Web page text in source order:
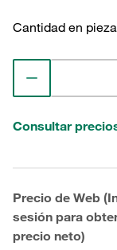
Cantidad en
Consultar
Precio de Web
sesión para
precio neto)